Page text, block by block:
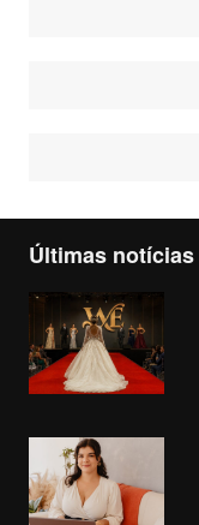
Últimas notícias